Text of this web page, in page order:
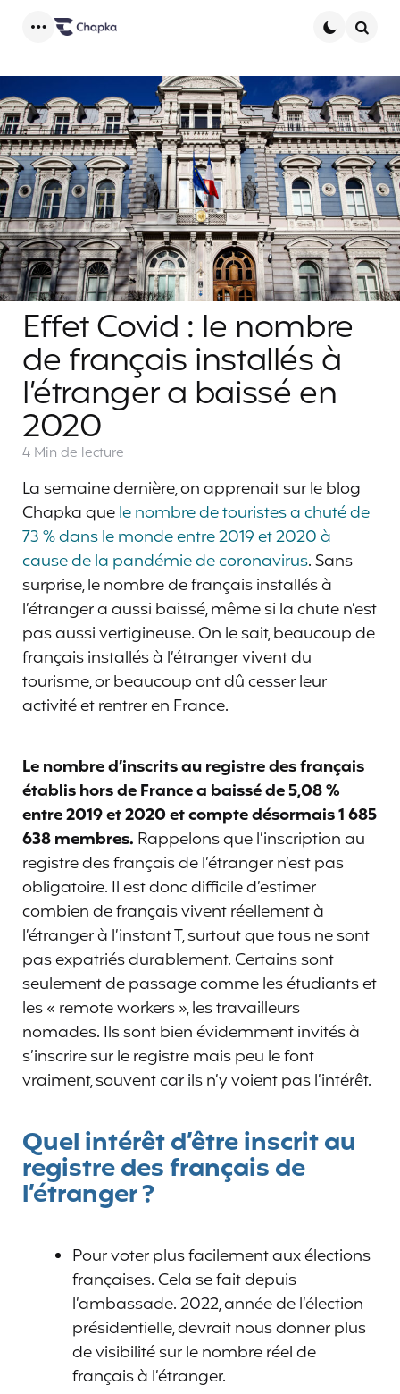
Effet Covid : le nombre
de français installés à
l’étranger a baissé en
2020
4 Min de lecture
La semaine dernière, on apprenait sur le blog
Chapka quele nombre de touristes a chuté de
73 % dans le monde entre 2019 et 2020 à
cause de la pandémie de coronavirus. Sans
surprise, le nombre de français installés à
l’étranger a aussi baissé, même si la chute n’est
pas aussi vertigineuse. On le sait, beaucoup de
français installés à l’étranger vivent du
tourisme, or beaucoup ont dû cesser leur
activité et rentrer en France.
Le nombre d’inscrits au registre des français
établis hors de France a baissé de 5,08 %
entre 2019 et 2020 et compte désormais 1 685
638 membres. Rappelons que l’inscription au
registre des français de l’étranger n’est pas
obligatoire. Il est donc difficile d’estimer
combien de français vivent réellement à
l’étranger à l’instant T, surtout que tous ne sont
pas expatriés durablement. Certains sont
seulement de passage comme les étudiants et
les « remote workers », les travailleurs
nomades. Ils sont bien évidemment invités à
s’inscrire sur le registre mais peu le font
vraiment, souvent car ils n’y voient pas l’intérêt.
Quel intérêt d’être inscrit au
registre des français de
l’étranger ?
Pour voter plus facilement aux élections
françaises. Cela se fait depuis
l’ambassade. 2022, année de l’élection
présidentielle, devrait nous donner plus
de visibilité sur le nombre réel de
français à l’étranger.